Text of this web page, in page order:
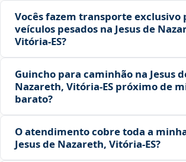
Vocês fazem transporte exclusivo
veículos pesados na Jesus de
Vitória‑ES?
Guincho para caminhão na Jesus
Nazareth, Vitória‑ES próximo de
barato?
O atendimento cobre toda a
Jesus de Nazareth, Vitória‑ES?